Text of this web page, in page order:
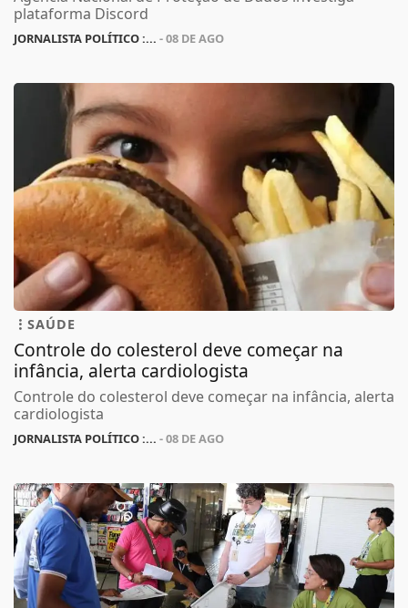
plataforma Discord
JORNALISTA POLÍTICO :... - 08 DE AGO
SAÚDE
Controle do colesterol deve começar na
infância, alerta cardiologista
Controle do colesterol deve começar na infância, alerta
cardiologista
JORNALISTA POLÍTICO :... - 08 DE AGO